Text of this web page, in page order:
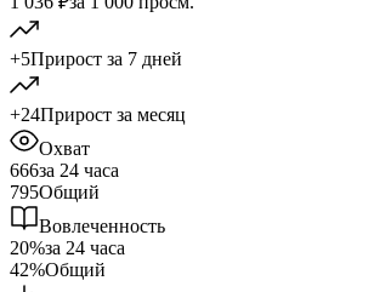
+5Прирост за 7 дней
+24Прирост за месяц
Охват
666за 24 часа
795Общий
Вовлеченность
20%за 24 часа
42%Общий